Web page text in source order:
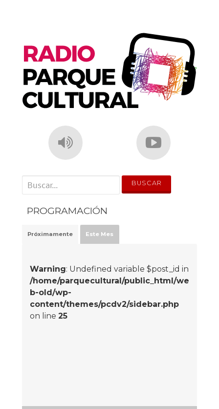
p
' . __('Search for:') . '
PROGRAMACIÓN
Próximamente Este Mes
Warning: Undefined variable $post_id in
/home/parquecultural/public_html/we
b-old/wp-
content/themes/pcdv2/sidebar.php
on line 25